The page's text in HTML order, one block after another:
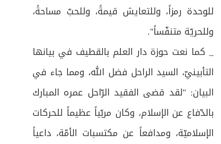
للوحدة رمزاً، وللتعايش قيمةً، وللحبّ مساحةً،
وللحريّة متنفّساً".
_ كما نعت حوزة دار العلم بالقطيف في بيانها
التأبينيّ، السيد الراحل فضل الله، ومما جاء في
البيان: "لقد قضى الفقيد الرّاحل عمره المبارك
بالدّفاع عن الإسلام، وكان مربّياً عظيماً للحركات
الإسلاميّة، ومدافعاً عن مكتسبات الأمّة، داعياً